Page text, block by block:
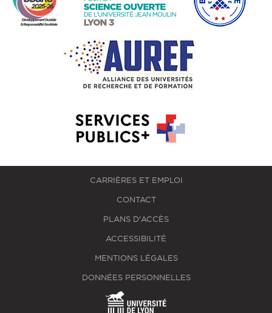
CARRIÈRES ET EMPLOI
CONTACT
PLANS D'ACCÈS
ACCESSIBILITÉ
MENTIONS LÉGALES
DONNÉES PERSONNELLES